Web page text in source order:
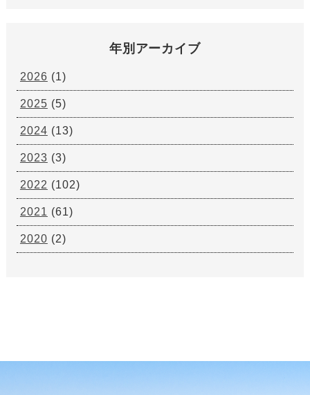
年別アーカイブ
2026 (1)
2025 (5)
2024 (13)
2023 (3)
2022 (102)
2021 (61)
2020 (2)